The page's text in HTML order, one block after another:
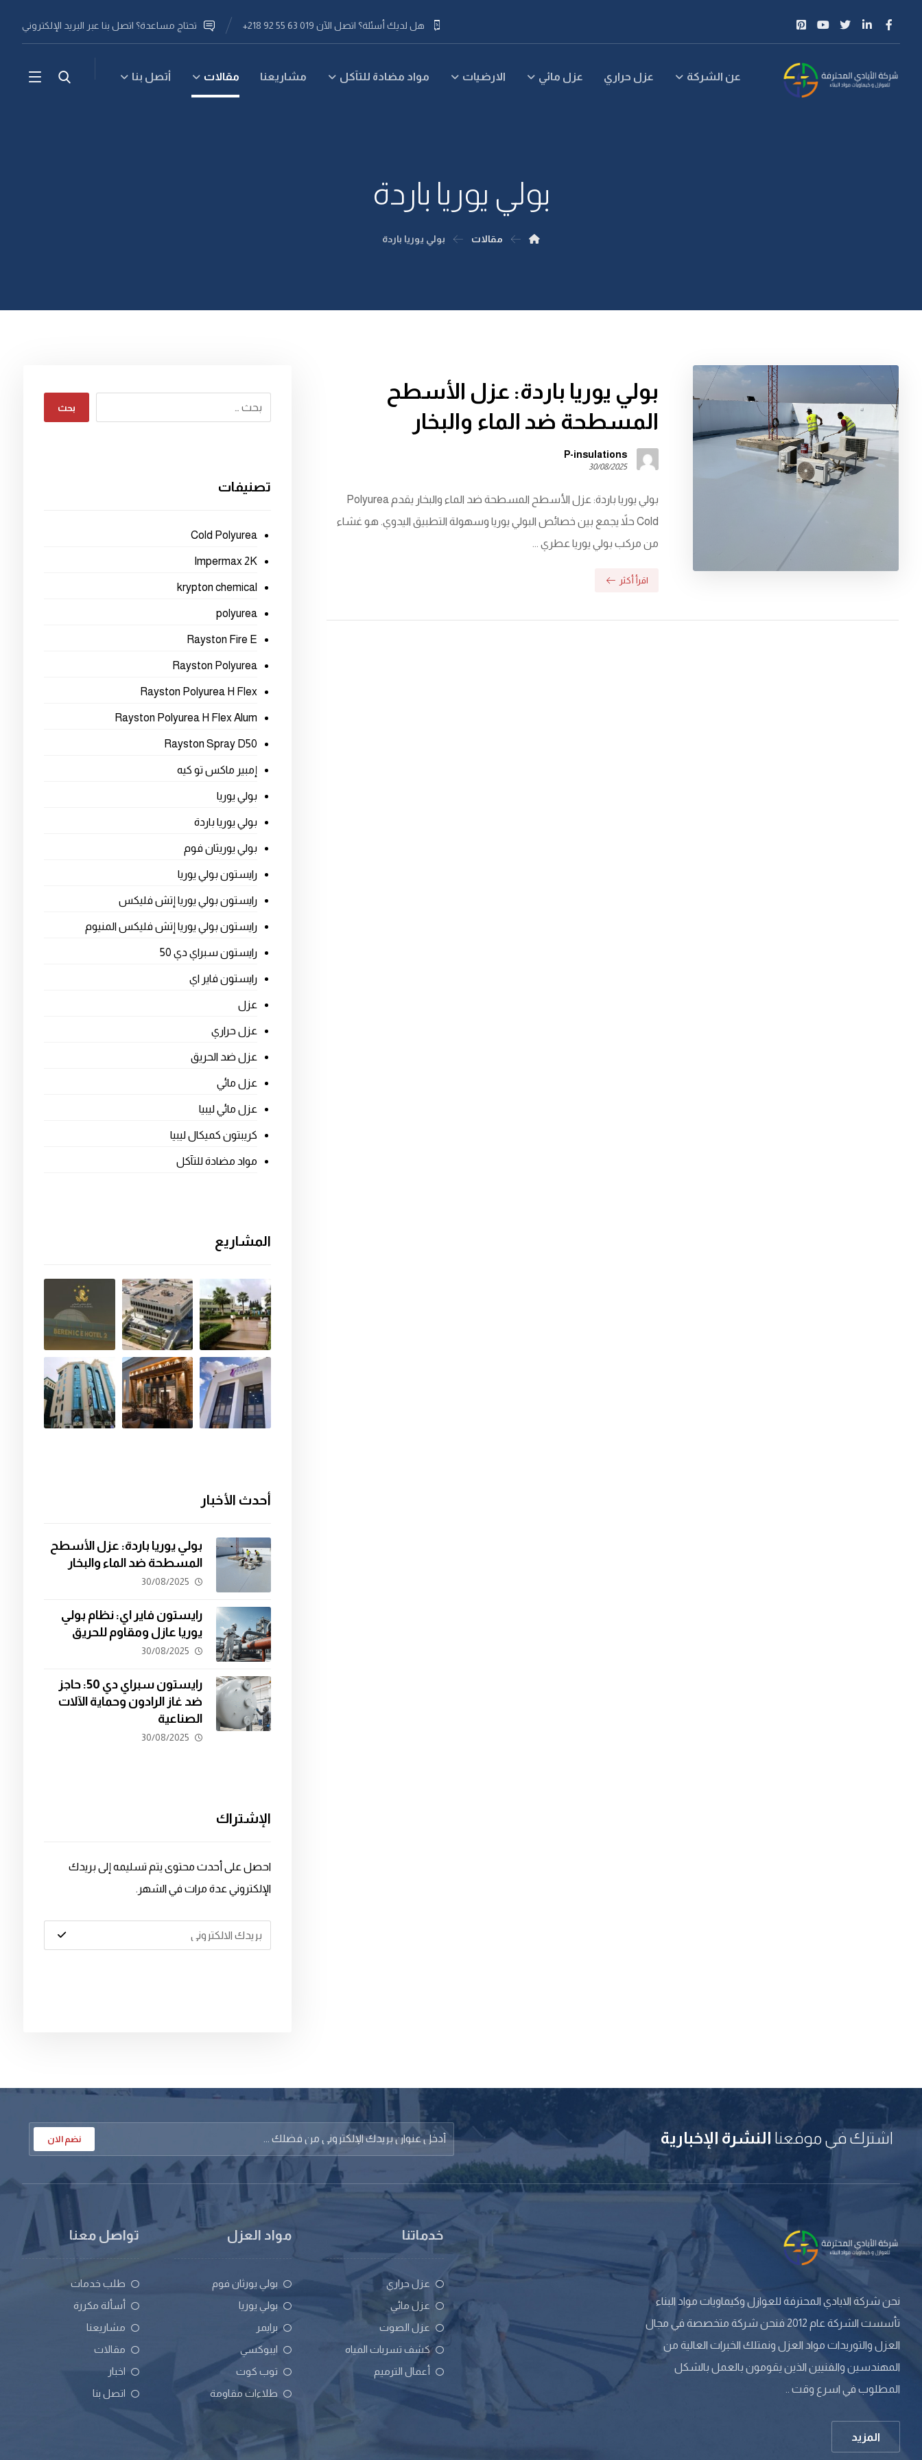
تحتاج مساعدة؟ اتصل بنا عبر البريد الإلكتروني هل لديك أسئلة؟ اتصل الآن 019 63 55 92 218+
عن الشركة عزل حراري عزل مائي الارضيات مواد مضادة للتآكل مشاريعنا مقالات أتصل بنا
بولي يوريا باردة
مقالات بولي يوريا باردة
بولي يوريا باردة: عزل الأسطح
المسطحة ضد الماء والبخار
P-insulations
30/08/2025
بولي يوريا باردة: عزل الأسطح المسطحة ضد الماء والبخار يقدم Polyurea
Cold حلاً يجمع بين خصائص البولي يوريا وسهولة التطبيق اليدوي. هو غشاء
من مركب بولي يوريا عطري ...
اقرأ أكثر
بحث
تصنيفات
Cold Polyurea
Impermax 2K
krypton chemical
polyurea
Rayston Fire E
Rayston Polyurea
Rayston Polyurea H Flex
Rayston Polyurea H Flex Alum
Rayston Spray D50
إمبير ماكس تو كيه
بولي يوريا
بولي يوريا باردة
بولي يوريثان فوم
رايستون بولي يوريا
رايستون بولي يوريا إتش فليكس
رايستون بولي يوريا إتش فليكس المنيوم
رايستون سبراي دي 50
رايستون فاير اي
عزل
عزل حراري
عزل ضد الحريق
عزل مائي
عزل مائي ليبيا
كريبتون كميكال ليبيا
مواد مضادة للتآكل
المشاريع
أحدث الأخبار
بولي يوريا باردة: عزل الأسطح
المسطحة ضد الماء والبخار
30/08/2025
رايستون فاير اي: نظام بولي
يوريا عازل ومقاوم للحريق
30/08/2025
رايستون سبراي دي 50: حاجز
ضد غاز الرادون وحماية الآلات
الصناعية
30/08/2025
الإشتراك
احصل على أحدث محتوى يتم تسليمه إلى بريدك
الإلكتروني عدة مرات في الشهر.
اشترك في موقعنا النشرة الإخبارية نضم الان
نحن شركة الايادي المحترفة للعوازل وكيماويات مواد البناء
تأسست الشركة عام 2012 فنحن شركة متخصصة في مجال
العزل والتوريدات مواد العزل ونمتلك الخبرات العالية من
المهندسين والفنيين الذين يقومون بالعمل بالشكل
المطلوب في اسرع وقت ..
المزيد
خدماتنا
عزل حراري
عزل مائي
عزل الصوت
كشف تسربات المياه
أعمال الترميم
مواد العزل
بولي يورثان فوم
بولي يوريا
برايمر
ايبوكسي
توب كوت
طلاءات مقاومة
تواصل معنا
طلب خدمات
أسألة مكررة
مشاريعنا
مقالات
اخبار
اتصل بنا